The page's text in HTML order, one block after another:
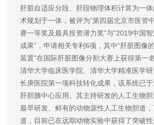
肝脏自适应分段、肝段物理体积计算为一
术规划于一体，被评为“第四届北京市医管
赛一等奖及最具投资潜力奖”与“2019中国
成果”，申请相关专利6项，其中“肝脏图像
装置”在国际肝脏图像分割大赛上获得第一
清华大学临床医学院、清华大学精准医学
长庚医院第一项科技转化成果，该系统已
肝胆胰中心应用。其主持研发的人工生物
最早研发、鲜有的动物源性人工生物胆道
道，目前已在远期动物实验中获得了突破